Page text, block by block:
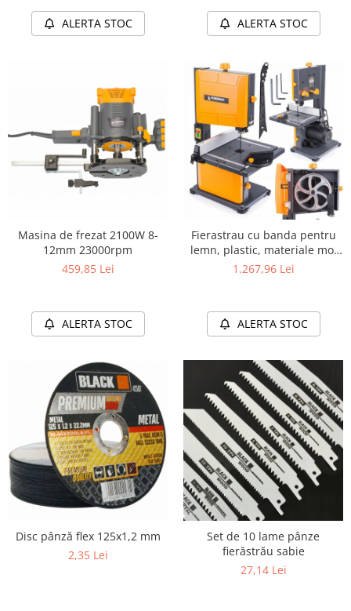
ALERTA STOC ALERTA STOC
Masina de frezat 2100W 8-
12mm 23000rpm
459,85 Lei
ALERTA STOC
Fierastrau cu banda pentru
lemn, plastic, materiale moi
600W 1500rpm
1.267,96 Lei
ALERTA STOC
Disc pânză flex 125x1,2 mm
2,35 Lei
Set de 10 lame pânze
fierăstrău sabie
27,14 Lei